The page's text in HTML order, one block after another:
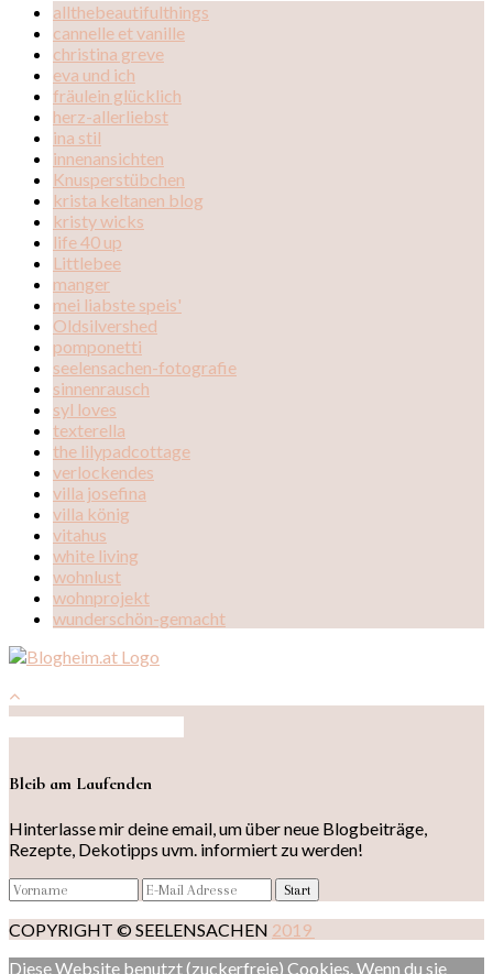
allthebeautifulthings
cannelle et vanille
christina greve
eva und ich
fräulein glücklich
herz-allerliebst
ina stil
innenansichten
Knusperstübchen
krista keltanen blog
kristy wicks
life 40 up
Littlebee
manger
mei liabste speis'
Oldsilvershed
pomponetti
seelensachen-fotografie
sinnenrausch
syl loves
texterella
the lilypadcottage
verlockendes
villa josefina
villa könig
vitahus
white living
wohnlust
wohnprojekt
wunderschön-gemacht
Bleib am Laufenden
Hinterlasse mir deine email, um über neue Blogbeiträge,
Rezepte, Dekotipps uvm. informiert zu werden!
COPYRIGHT © SEELENSACHEN 2019
Diese Website benutzt (zuckerfreie) Cookies. Wenn du sie